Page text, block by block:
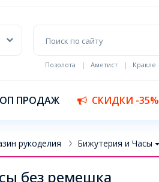
Позолота | Аметист | Кракле
ПРОДАЖ СКИДКИ -35%
рукоделия Бижутерия и Часы
без ремешка